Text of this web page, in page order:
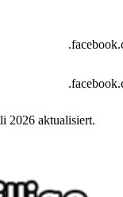
2026 aktualisiert.